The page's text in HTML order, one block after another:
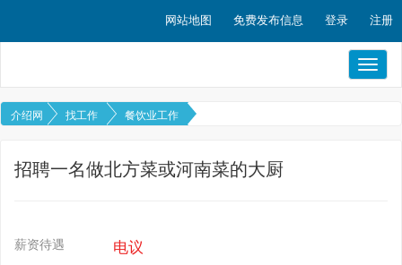
网站地图 免费发布信息 登录 注册
介绍网 找工作 餐饮业工作
招聘一名做北方菜或河南菜的大厨
薪资待遇 电议